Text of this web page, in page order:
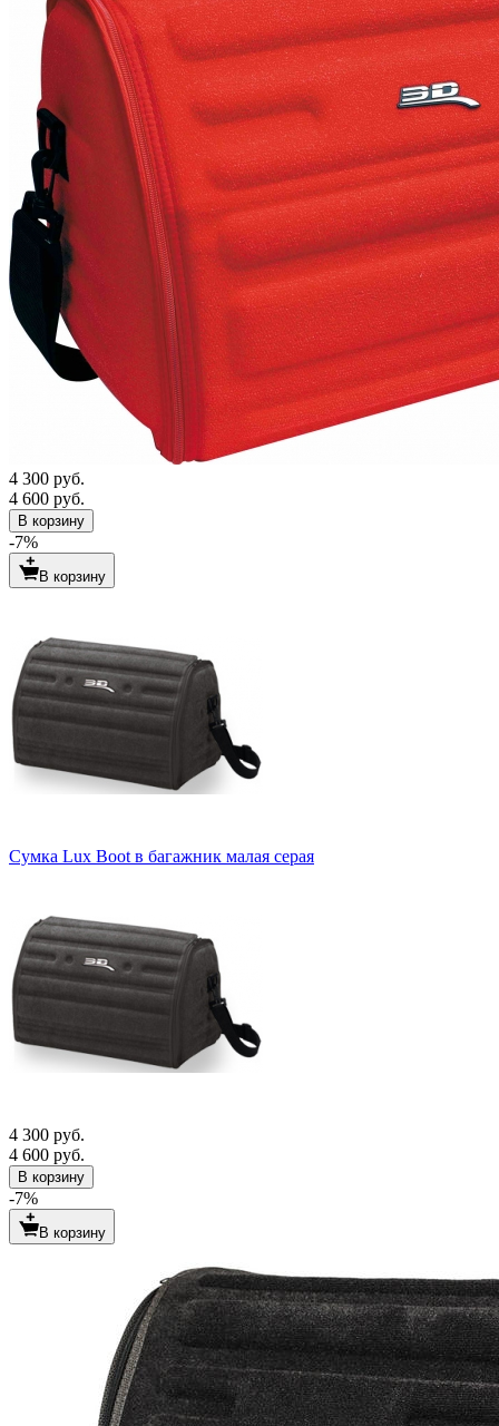
4 300 руб.
4 600 руб.
В корзину
-7%
В корзину
Сумка Lux Boot в багажник малая серая
4 300 руб.
4 600 руб.
В корзину
-7%
В корзину